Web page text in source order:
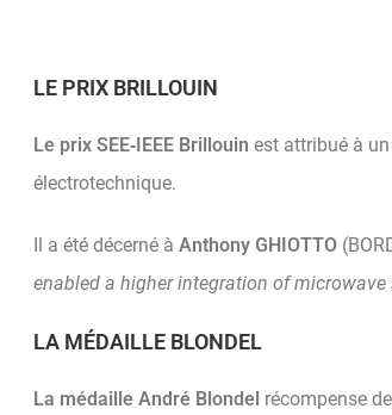
LE PRIX BRILLOUIN
Le prix SEE‐IEEE Brillouin est attribué à
électrotechnique.
Il a été décerné à Anthony GHIOTTO
enabled a higher integration of
LA MÉDAILLE BLONDEL
La médaille André Blondel récompense